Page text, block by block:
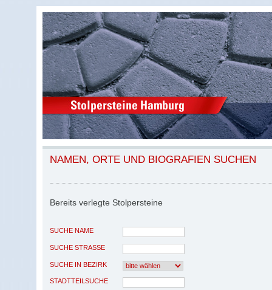
NAMEN, ORTE UND BIOGRAFIEN SUCHEN
Bereits verlegte Stolpersteine
SUCHE NAME
SUCHE STRASSE
SUCHE IN BEZIRK
STADTTEILSUCHE